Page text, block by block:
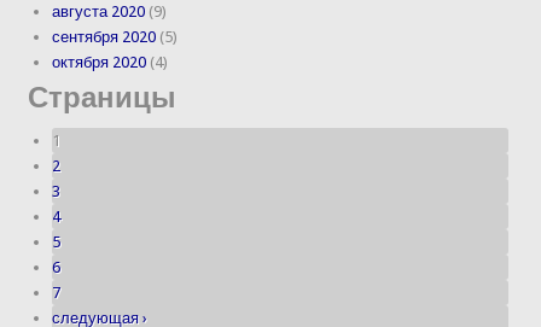
августа 2020 (9)
сентября 2020 (5)
октября 2020 (4)
Страницы
1
2
3
4
5
6
7
следующая ›